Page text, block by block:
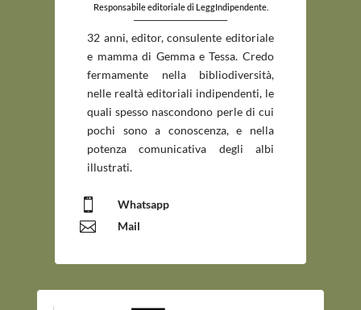
Responsabile editoriale di LeggIndipendente.
_____________________________
32 anni, editor, consulente editoriale
e mamma di Gemma e Tessa. Credo
fermamente nella bibliodiversità,
nelle realtà editoriali indipendenti, le
quali spesso nascondono perle di cui
pochi sono a conoscenza, e nella
potenza comunicativa degli albi
illustrati.
 Whatsapp
 Mail